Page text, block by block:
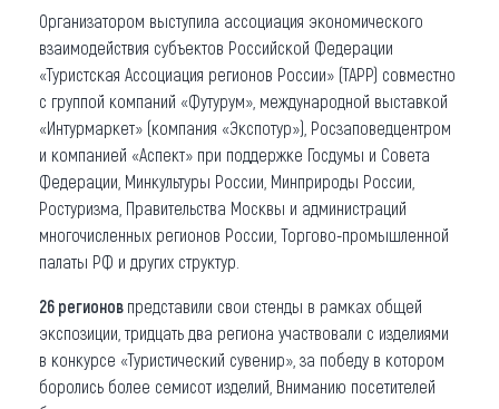
Организатором выступила ассоциация экономического
взаимодействия субъектов Российской Федерации
«Туристская Ассоциация регионов России» (ТАРР) совместно
с группой компаний «Футурум», международной выставкой
«Интурмаркет» (компания «Экспотур»), Росзаповедцентром
и компанией «Аспект» при поддержке Госдумы и Совета
Федерации, Минкультуры России, Минприроды России,
Ростуризма, Правительства Москвы и администраций
многочисленных регионов России, Торгово-промышленной
палаты РФ и других структур.
26 регионов представили свои стенды в рамках общей
экспозиции, тридцать два региона участвовали с изделиями
в конкурсе «Туристический сувенир», за победу в котором
боролись более семисот изделий, Вниманию посетителей